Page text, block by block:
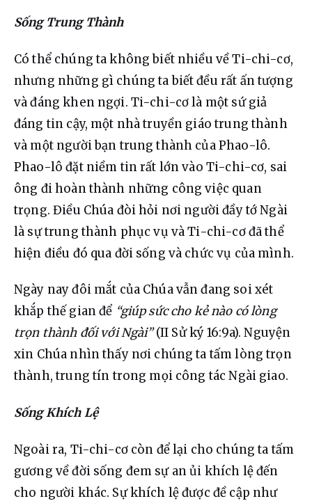
Sống Trung Thành
Có thể chúng ta không biết nhiều về Ti-chi-cơ,
nhưng những gì chúng ta biết đều rất ấn tượng
và đáng khen ngợi. Ti-chi-cơ là một sứ giả
đáng tin cậy, một nhà truyền giáo trung thành
và một người bạn trung thành của Phao-lô.
Phao-lô đặt niềm tin rất lớn vào Ti-chi-cơ, sai
ông đi hoàn thành những công việc quan
trọng. Điều Chúa đòi hỏi nơi người đầy tớ Ngài
là sự trung thành phục vụ và Ti-chi-cơ đã thể
hiện điều đó qua đời sống và chức vụ của mình.
Ngày nay đôi mắt của Chúa vẫn đang soi xét
khắp thế gian để “giúp sức cho kẻ nào có lòng
trọn thành đối với Ngài” (II Sử ký 16:9a). Nguyện
xin Chúa nhìn thấy nơi chúng ta tấm lòng trọn
thành, trung tín trong mọi công tác Ngài giao.
Sống Khích Lệ
Ngoài ra, Ti-chi-cơ còn để lại cho chúng ta tấm
gương về đời sống đem sự an ủi khích lệ đến
cho người khác. Sự khích lệ được đề cập như